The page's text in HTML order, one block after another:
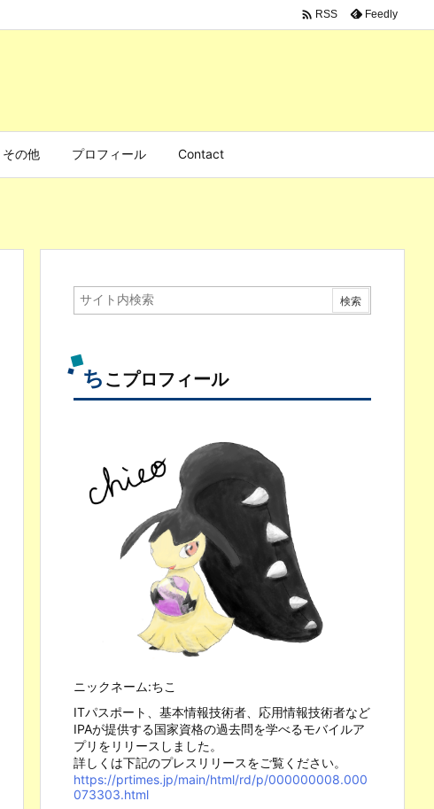
その他 プロフィール Contact
 RSS Feedly
ち こプロフィール
ニックネーム:ちこ
ITパスポート、基本情報技術者、応用情報技術者など
IPAが提供する国家資格の過去問を学べるモバイルア
プリをリリースしました。
詳しくは下記のプレスリリースをご覧ください。
https://prtimes.jp/main/html/rd/p/000000008.000
073303.html